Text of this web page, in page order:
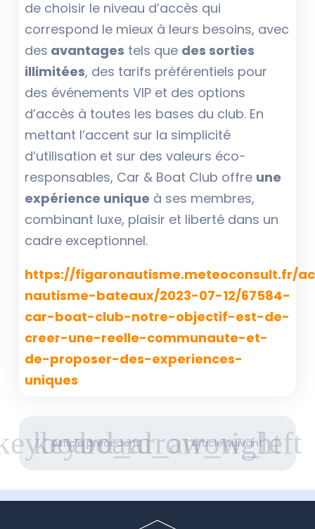
de choisir le niveau d’accès qui
correspond le mieux à leurs besoins, avec
des avantages tels que des sorties
illimitées, des tarifs préférentiels pour
des événements VIP et des options
d’accès à toutes les bases du club. En
mettant l’accent sur la simplicité
d’utilisation et sur des valeurs éco-
responsables, Car & Boat Club offre une
expérience unique à ses membres,
combinant luxe, plaisir et liberté dans un
cadre exceptionnel.
https://figaronautisme.meteoconsult.fr/
nautisme-bateaux/2023-07-12/67584-
car-boat-club-notre-objectif-est-de-
creer-une-reelle-communaute-et-
de-proposer-des-experiences-
uniques
Article précédent Article suivant